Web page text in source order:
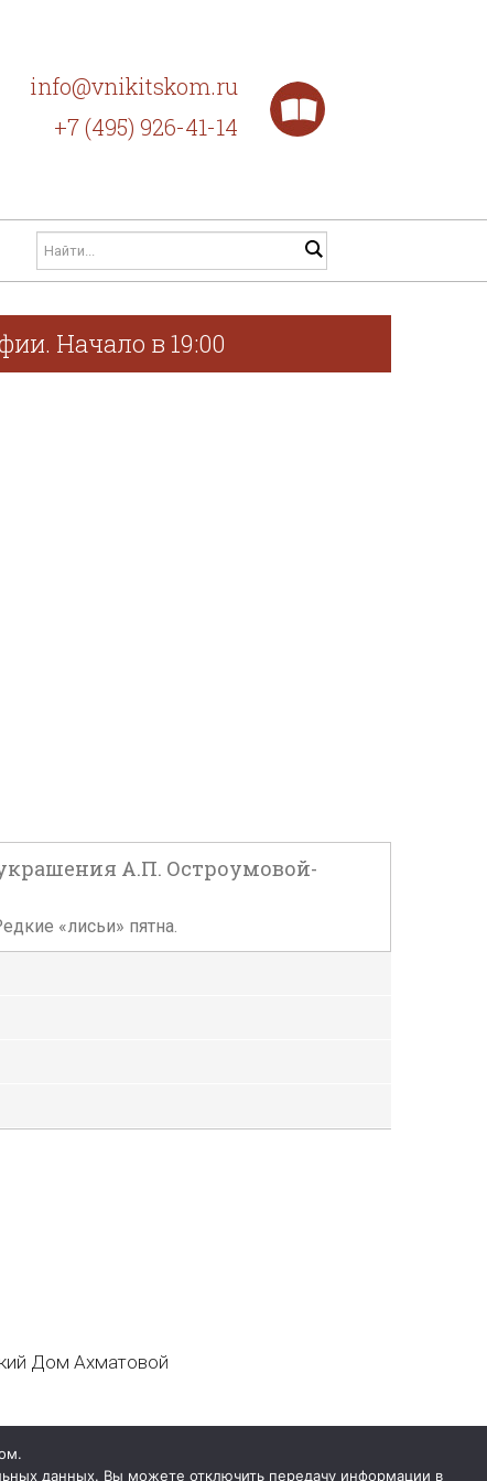
info@vnikitskom.ru
+7 (495) 926-41-14
Начало в 19:00
А.П. Остроумовой-
«лисьи» пятна.
Дом Ахматовой
данных. Вы можете отключить передачу информации в